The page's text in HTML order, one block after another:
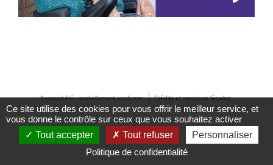
Accessibilité - partiellement conforme Crédits et mentions légales
Ce site utilise des cookies pour vous offrir le meilleur service, et
vous donne le contrôle sur ceux que vous souhaitez activer
Tout accepter
Tout refuser
Personnaliser
Politique de confidentialité